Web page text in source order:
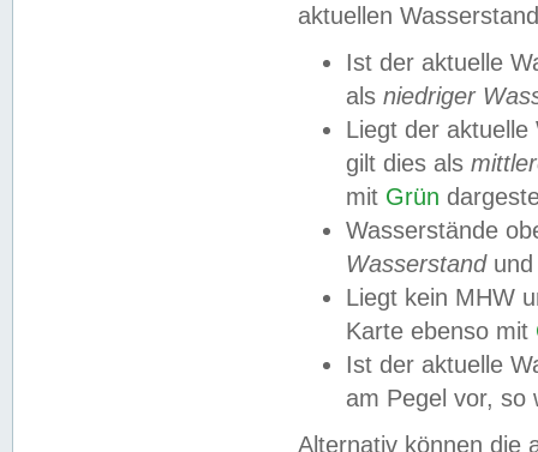
aktuellen
Ist der aktuelle
als niedriger
Liegt der
gilt dies als
mit Grün
Wasserstände
Wasserstandund
Liegt kein MHW
Karte ebenso mit
Ist der aktuelle
am Pegel vor,
Alternativ können die